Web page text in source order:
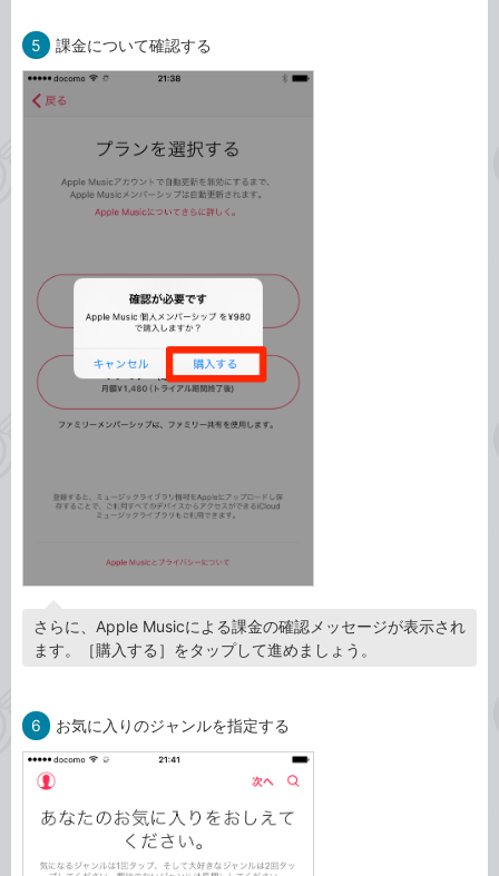
5 課金について確認する
さらに、Apple Musicによる課金の確認メッセージが表示され
ます。［購入する］をタップして進めましょう。
6 お気に入りのジャンルを指定する